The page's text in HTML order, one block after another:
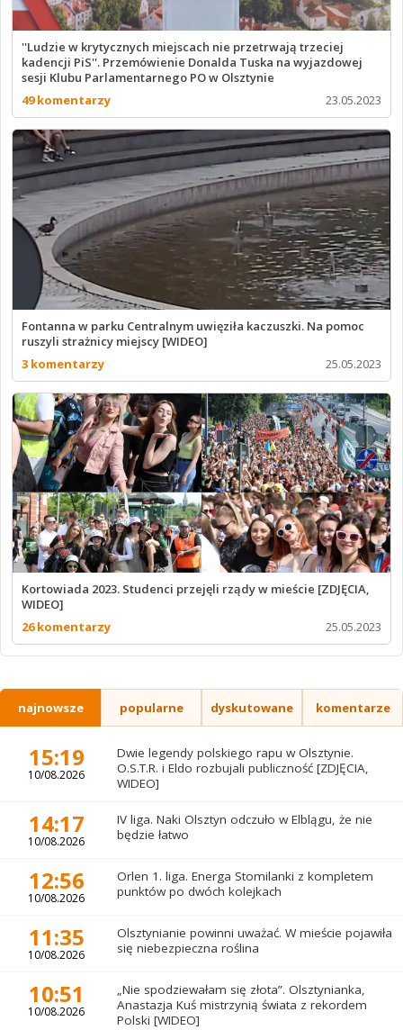
''Ludzie w krytycznych miejscach nie przetrwają trzeciej
kadencji PiS''. Przemówienie Donalda Tuska na wyjazdowej
sesji Klubu Parlamentarnego PO w Olsztynie
49 komentarzy
23.05.2023
Fontanna w parku Centralnym uwięziła kaczuszki. Na pomoc
ruszyli strażnicy miejscy [WIDEO]
3 komentarzy
25.05.2023
Kortowiada 2023. Studenci przejęli rządy w mieście [ZDJĘCIA,
WIDEO]
26 komentarzy
25.05.2023
najnowsze popularne dyskutowane komentarze
15:19
10/08.2026
Dwie legendy polskiego rapu w Olsztynie.
O.S.T.R. i Eldo rozbujali publiczność [ZDJĘCIA,
WIDEO]
14:17
10/08.2026
IV liga. Naki Olsztyn odczuło w Elblągu, że nie
będzie łatwo
12:56
10/08.2026
Orlen 1. liga. Energa Stomilanki z kompletem
punktów po dwóch kolejkach
11:35
10/08.2026
Olsztynianie powinni uważać. W mieście pojawiła
się niebezpieczna roślina
10:51
10/08.2026
„Nie spodziewałam się złota”. Olsztynianka,
Anastazja Kuś mistrzynią świata z rekordem
Polski [WIDEO]